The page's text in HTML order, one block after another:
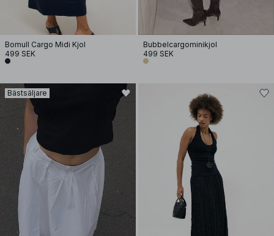
Bomull Cargo Midi Kjol
499 SEK
Bubbelcargominikjol
499 SEK
Bästsäljare